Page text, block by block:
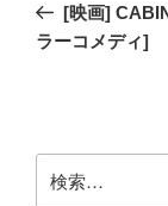
ナ
シ
ョ
の
投
[映画]
ラーコメディ]
索: